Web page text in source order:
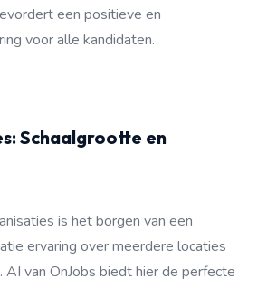
een positieve en
voor alle kandidaten.
Schaalgrootte en
is het borgen van een
ervaring over meerdere locaties
AI van OnJobs biedt hier de perfecte